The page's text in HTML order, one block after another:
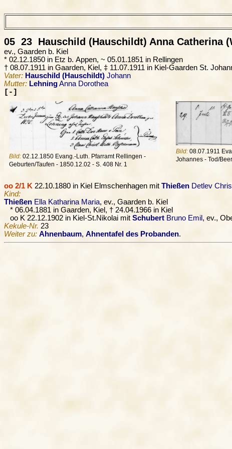
05 23 Hauschild (Hauschildt) Anna Catherina
ev., Gaarden b. Kiel
* 02.12.1850 in Etz b. Appen, ~ 05.01.1851 in Rellingen
† 08.07.1911 in Gaarden, Kiel, ‡ 11.07.1911 in Kiel-Gaarden St.
Vater: Hauschild (Hauschildt) Johann
Mutter: LehningAnna Dorothea
[-]
Bild: 02.12.1850 Evang.-Luth. Pfarramt Rellingen -
Geburten/Taufen - 1850.12.02 - S. 408 Nr. 1
Bild: 08.07.1911
Johannes - Tod/
oo 2/1 K 22.10.1880 in Kiel Elmschenhagen mit Thießen Detlev
Kind:
Thießen Ella Katharina Maria, ev., Gaarden b. Kiel
* 06.04.1881 in Gaarden, Kiel, † 24.04.1966 in Kiel
oo K 22.12.1902 in Kiel-St.Nikolai mitSchubert Bruno Emil , ev.,
Kekule-Nr. 23
Weiter zu: Ahnenbaum, Ahnentafel des Probanden.